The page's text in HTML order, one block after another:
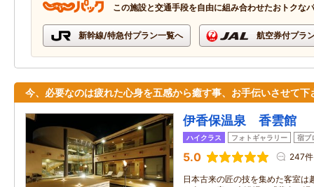
この施設と交通手段を自由に組み合わせたおトクな
新幹線/特急付プラン一覧へ 航空券付プラ
今、必要なのは疲れた心身を五感から癒す事、お手伝いさせて下
伊香保温泉 香雲館
ハイクラス フォトギャラリー 宿ブ
5.0 247件
日本古来の匠の技を集めた客室は